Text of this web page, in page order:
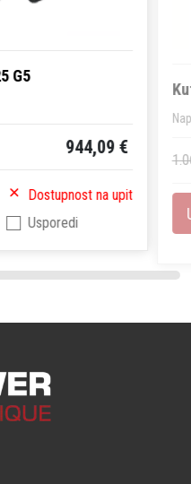
G5
944,09 €
Dostupnost na upit
Usporedi